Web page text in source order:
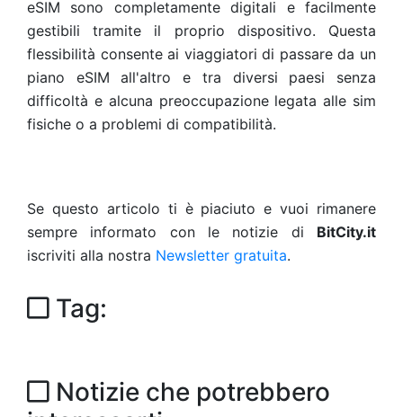
eSIM sono completamente digitali e facilmente
gestibili tramite il proprio dispositivo. Questa
flessibilità consente ai viaggiatori di passare da un
piano eSIM all'altro e tra diversi paesi senza
difficoltà e alcuna preoccupazione legata alle sim
fisiche o a problemi di compatibilità.
Se questo articolo ti è piaciuto e vuoi rimanere
sempre informato con le notizie di BitCity.it
iscriviti alla nostra Newsletter gratuita.
Tag:
Notizie che potrebbero